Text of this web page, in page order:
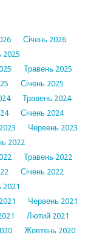
Січень 2026
2025
Травень 2025
Січень 2025
Травень 2024
Січень 2024
Червень 2023
2022
Травень 2022
Січень 2022
Червень 2021
Лютий 2021
Жовтень 2020